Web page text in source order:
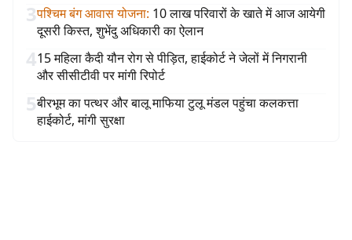
3पश्चिम बंग आवास योजना: 10 लाख परिवारों के खाते में आज आयेगी
दूसरी किस्त, शुभेंदु अधिकारी का ऐलान
415 महिला कैदी यौन रोग से पीड़ित, हाईकोर्ट ने जेलों में निगरानी
और सीसीटीवी पर मांगी रिपोर्ट
5बीरभूम का पत्थर और बालू माफिया टुलू मंडल पहुंचा कलकत्ता
हाईकोर्ट, मांगी सुरक्षा